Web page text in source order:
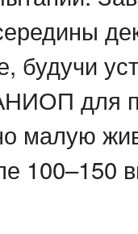
будучи
для
малую
100–150